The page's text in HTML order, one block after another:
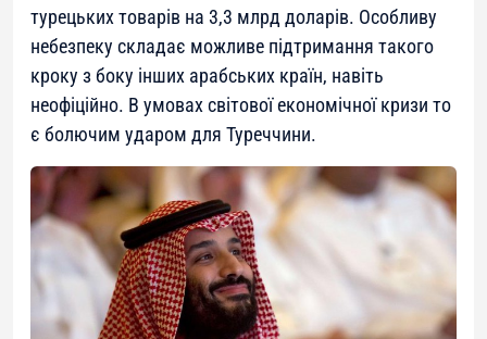
турецьких товарів на 3,3 млрд доларів. Особливу
небезпеку складає можливе підтримання такого
кроку з боку інших арабських країн, навіть
неофіційно. В умовах світової економічної кризи то
є болючим ударом для Туреччини.